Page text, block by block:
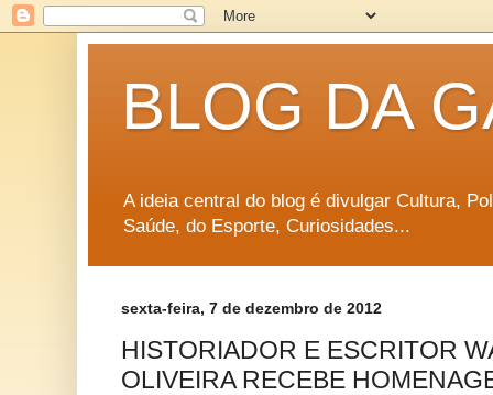
BLOG DA
A ideia central do blog é divulgar Cultura,
Saúde, do Esporte, Curiosidades...
sexta-feira, 7 de dezembro de 2012
HISTORIADOR E ESCRITOR
OLIVEIRA RECEBE